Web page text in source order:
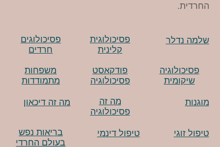
החרדית.
שלמה נדלר
פסיכולוגית
קלינית
פסיכולוגים
חרדים
פסיכולוגיה
שיקומית
פודקאסט
פסיכולוגיה
משפחות
מתמודדות
מוגנות
מה זה
פסיכולוגיה
מה זה דיכאון
טיפול זוגי טיפול דינמי
בריאות נפש
בעולם החרדי